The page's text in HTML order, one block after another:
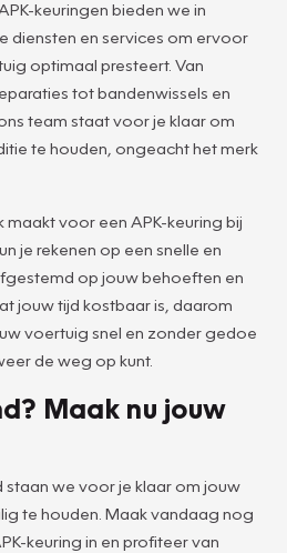
keuringen bieden we in
diensten en services om ervoor
optimaal presteert. Van
tot bandenwissels en
team staat voor je klaar om
te houden, ongeacht het merk
maakt voor een APK-keuring bij
je rekenen op een snelle en
op jouw behoeften en
jouw tijd kostbaar is, daarom
voertuig snel en zonder gedoe
de weg op kunt.
Maak nu jouw
staan we voor je klaar om jouw
te houden. Maak vandaag nog
keuring in en profiteer van